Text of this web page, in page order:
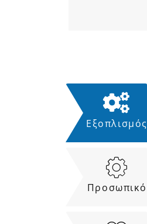
Εξοπλισμός
Προσωπικό